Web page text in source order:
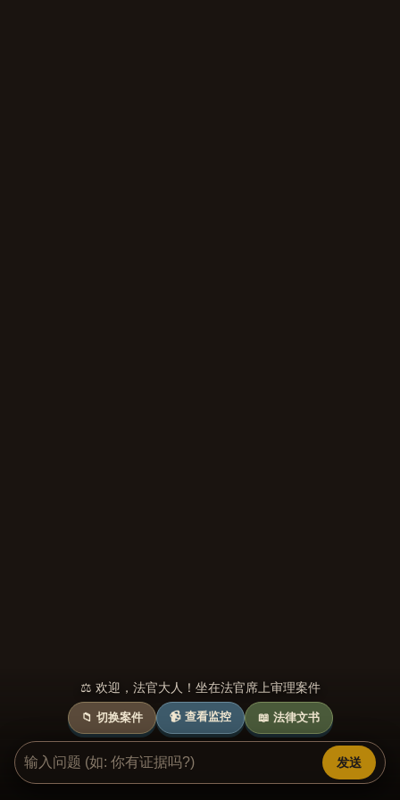
⚖️ 欢迎，法官大人！坐在法官席上审理案件
📁 切换案件 📹 查看监控 📖 法律文书
发送